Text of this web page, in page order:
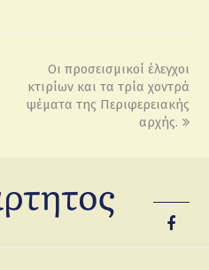
Οι προσεισμικοί έλεγχοι
κτιρίων και τα τρία χοντρά
ψέματα της Περιφερειακής
αρχής.